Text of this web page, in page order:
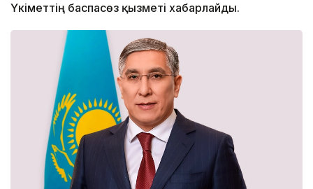
Үкіметтің баспасөз қызметі хабарлайды.